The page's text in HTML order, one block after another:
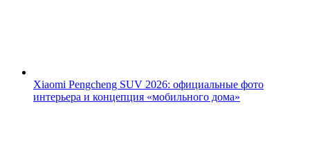
Xiaomi Pengcheng SUV 2026: официальные фото
интерьера и концепция «мобильного дома»